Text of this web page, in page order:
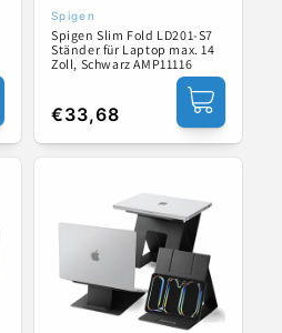
Anbieter:
Spigen
Spigen Slim Fold LD201-S7
Ständer für Laptop max. 14
Zoll, Schwarz AMP11116
Normaler
Preis
€33,68